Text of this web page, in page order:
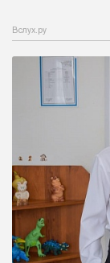
Вслух.ру